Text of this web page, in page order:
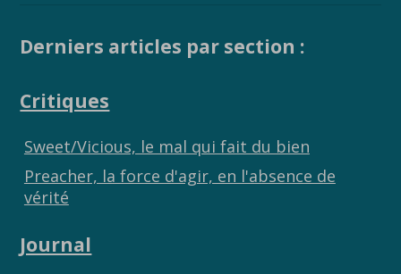
b
o
k
er y
k
g
Derniers articles par section :
Critiques
Sweet/Vicious, le mal qui fait du bien
Preacher, la force d'agir, en l'absence de
vérité
Journal